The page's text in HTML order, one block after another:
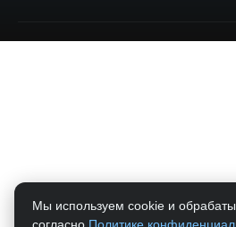
Мы используем cookie и